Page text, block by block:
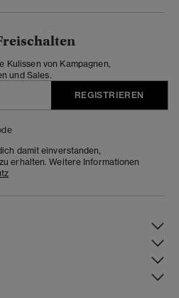
Kulissen von Kampagnen,
und Sales.
REGISTRIEREN
damit einverstanden,
erhalten. Weitere Informationen